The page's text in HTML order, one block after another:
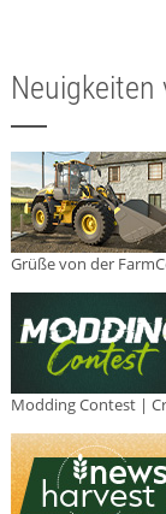
Neuigkeiten
Grüße von der
Modding Contest |